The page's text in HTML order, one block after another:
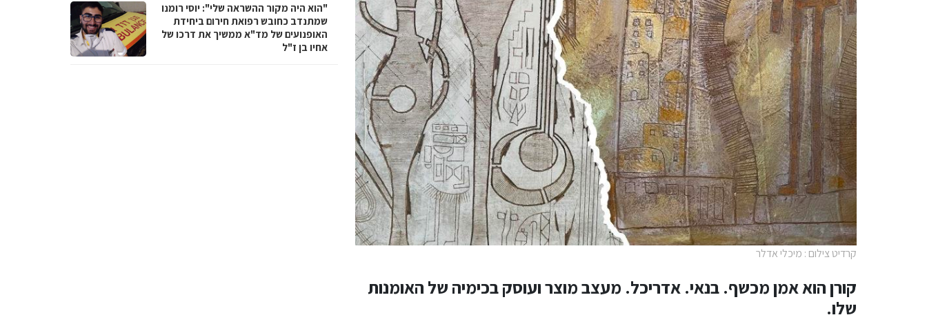
קרדיט צילום : מיכלי אדלר
קורן הוא אמן מכשף. בנאי. אדריכל. מעצב מוצר ועוסק בכימיה של האומנות
שלו.
"הוא היה מקור ההשראה שלי": יוסי רומנו
שמתנדב כחובש רפואת חירום ביחידת
האופנועים של מד"א ממשיך את דרכו של
אחיו בן ז"ל